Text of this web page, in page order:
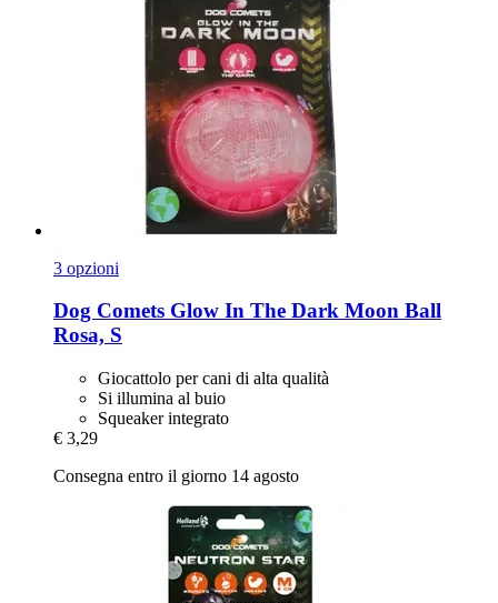
3 opzioni
Dog Comets Glow In The Dark Moon Ball
Rosa, S
Giocattolo per cani di alta qualità
Si illumina al buio
Squeaker integrato
€ 3,29
Consegna entro il giorno 14 agosto